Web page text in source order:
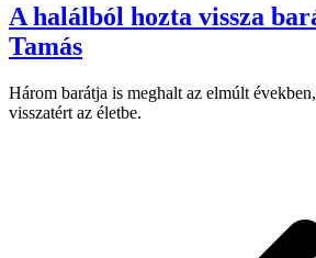
A halálból hozta vissza
Tamás
Három barátja is meghalt az elmúlt
visszatért az életbe.